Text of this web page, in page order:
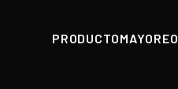
PRODUCTOMAYOREO